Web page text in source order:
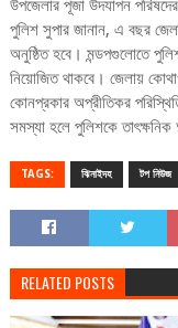
উপজেলার পূজা উদযাপন
পুলিশ সুপার জানান, এ বছর
অনুষ্ঠিত হবে। মন্ডপগুলোতে
নিয়োজিত থাকবে। জেলায়
কোনপ্রকার অপ্রীতিকর
সমস্যা হলে পুলিশকে
TAGS: ঝিনাইদহ টপ নিউজ
RELATED POSTS